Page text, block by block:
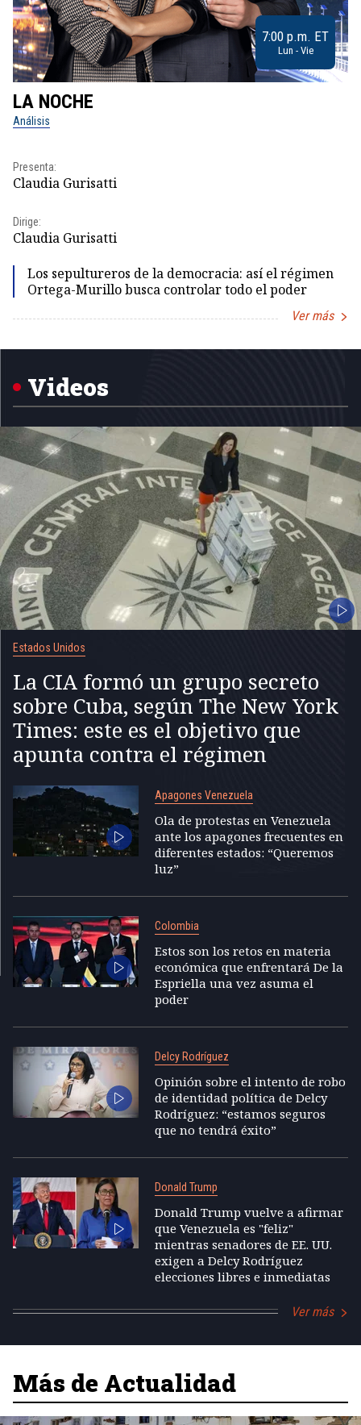
7:00 p.m. ET
Lun - Vie
LA NOCHE
Análisis
Presenta:
Claudia Gurisatti
Dirige:
Claudia Gurisatti
Los sepultureros de la democracia: así el régimen
Ortega-Murillo busca controlar todo el poder
Ver más
Videos
Estados Unidos
La CIA formó un grupo secreto
sobre Cuba, según The New York
Times: este es el objetivo que
apunta contra el régimen
Apagones Venezuela
Ola de protestas en Venezuela
ante los apagones frecuentes en
diferentes estados: “Queremos
luz”
Colombia
Estos son los retos en materia
económica que enfrentará De la
Espriella una vez asuma el
poder
Delcy Rodríguez
Opinión sobre el intento de robo
de identidad política de Delcy
Rodríguez: “estamos seguros
que no tendrá éxito”
Donald Trump
Donald Trump vuelve a afirmar
que Venezuela es "feliz"
mientras senadores de EE. UU.
exigen a Delcy Rodríguez
elecciones libres e inmediatas
Ver más
Más de Actualidad